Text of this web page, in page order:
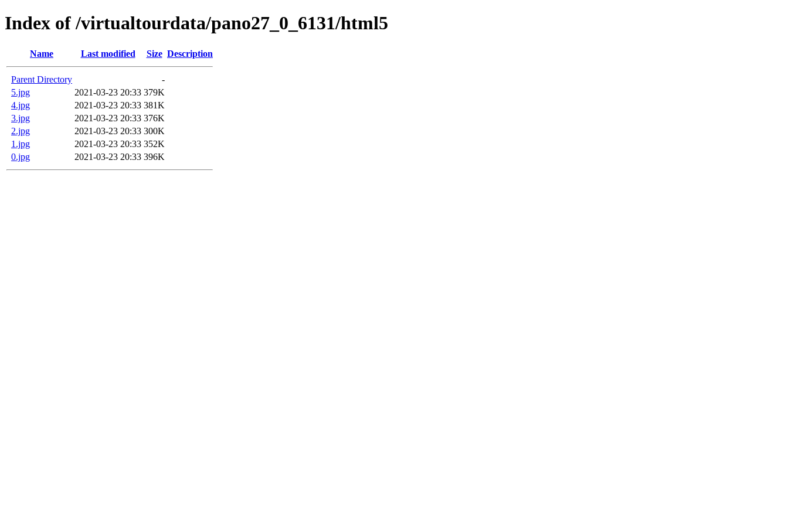
Index of /virtualtourdata/pano27_0_6131/html5
Name Last modified Size Description
Parent Directory
-
5.jpg
2021-03-23 20:33 379K
4.jpg
2021-03-23 20:33 381K
3.jpg
2021-03-23 20:33 376K
2.jpg
2021-03-23 20:33 300K
1.jpg
2021-03-23 20:33 352K
0.jpg
2021-03-23 20:33 396K